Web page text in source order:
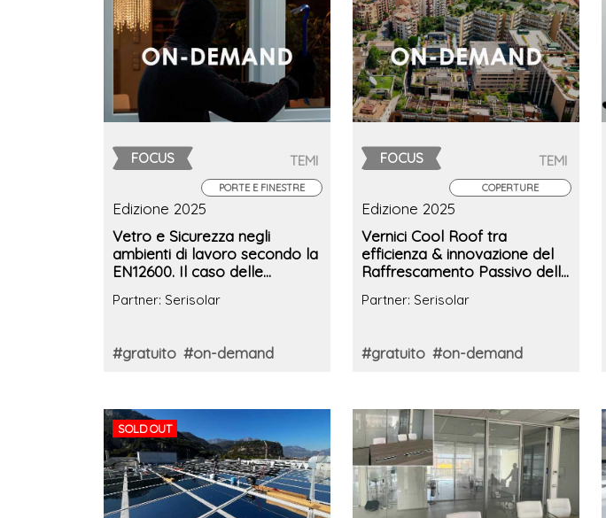
FOCUS TEMI
PORTE E FINESTRE
Edizione 2025
Vetro e Sicurezza negli
ambienti di lavoro secondo la
EN12600. Il caso delle
antieffrazione ed
Partner: Serisolar
#gratuito #on-demand
FOCUS TEMI
COPERTURE
Edizione 2025
Vernici Cool Roof tra
efficienza & innovazione del
Raffrescamento Passivo delle
Partner: Serisolar
#gratuito #on-demand
SOLD OUT